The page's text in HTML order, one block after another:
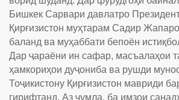
Бишкек Сарвари давлатро
Қирғизистон муҳтарам Садир
баланд ва муҳаббати бепоён
Дар ҷараёни ин сафар, масъалаҳои
ҳамкориҳои дуҷониба ва рушди
Тоҷикистону Қирғизистон мавриди
гирифтанд. Аз ҷумла, ба имзои